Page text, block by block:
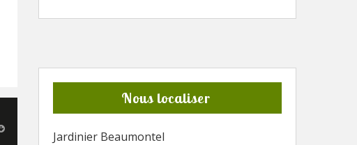
Nous localiser
Jardinier Beaumontel